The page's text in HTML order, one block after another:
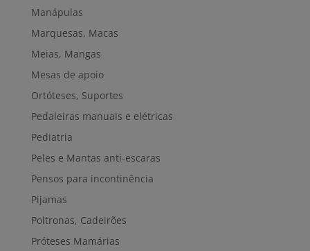
Manápulas
Marquesas, Macas
Meias, Mangas
Mesas de apoio
Ortóteses, Suportes
Pedaleiras manuais e elétricas
Pediatria
Peles e Mantas anti-escaras
Pensos para incontinência
Pijamas
Poltronas, Cadeirões
Próteses Mamárias